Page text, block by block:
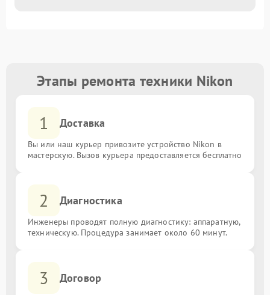
Этапы ремонта техники Nikon
1 Доставка
Вы или наш курьер привозите устройство Nikon в
мастерскую. Вызов курьера предоставляется бесплатно
2 Диагностика
Инженеры проводят полную диагностику: аппаратную,
техническую. Процедура занимает около 60 минут.
3 Договор